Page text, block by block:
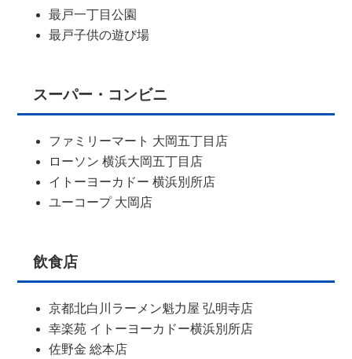
最戸一丁目公園
最戸子供の遊び場
スーパー・コンビニ
ファミリーマート 大岡五丁目店
ローソン 横浜大岡五丁目店
イトーヨーカドー 横浜別所店
ユーコープ 大岡店
飲食店
京都北白川ラーメン魁力屋 弘明寺店
幸楽苑 イトーヨーカドー横浜別所店
佐野金 総本店